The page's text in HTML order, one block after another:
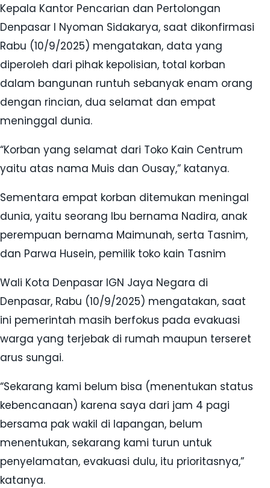
Kepala Kantor Pencarian dan Pertolongan
Denpasar I Nyoman Sidakarya, saat dikonfirmasi
Rabu (10/9/2025) mengatakan, data yang
diperoleh dari pihak kepolisian, total korban
dalam bangunan runtuh sebanyak enam orang
dengan rincian, dua selamat dan empat
meninggal dunia.
“Korban yang selamat dari Toko Kain Centrum
yaitu atas nama Muis dan Ousay,” katanya.
Sementara empat korban ditemukan meningal
dunia, yaitu seorang Ibu bernama Nadira, anak
perempuan bernama Maimunah, serta Tasnim,
dan Parwa Husein, pemilik toko kain Tasnim
Wali Kota Denpasar IGN Jaya Negara di
Denpasar, Rabu (10/9/2025) mengatakan, saat
ini pemerintah masih berfokus pada evakuasi
warga yang terjebak di rumah maupun terseret
arus sungai.
“Sekarang kami belum bisa (menentukan status
kebencanaan) karena saya dari jam 4 pagi
bersama pak wakil di lapangan, belum
menentukan, sekarang kami turun untuk
penyelamatan, evakuasi dulu, itu prioritasnya,”
katanya.